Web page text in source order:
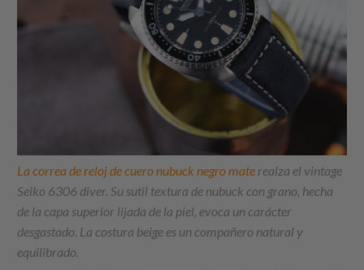
La correa de reloj de cuero nubuck negro mate realza el vintage
Seiko 6306 diver. Su sutil textura de nubuck con grano, hecha
de la capa superior lijada de la piel, evoca un carácter
desgastado. La costura beige es un compañero natural y
equilibrado.